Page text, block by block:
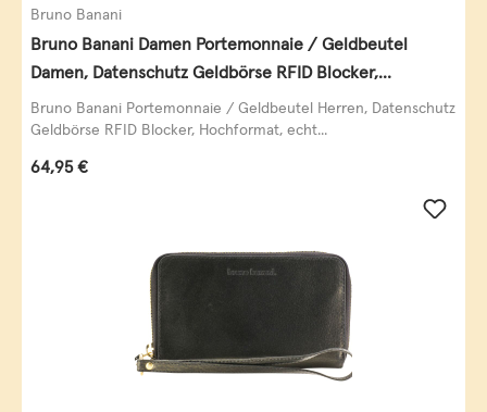
Bruno Banani
Bruno Banani Damen Portemonnaie / Geldbeutel
Damen, Datenschutz Geldbörse RFID Blocker,
Querformat, echt Leder, taupe
Bruno Banani Portemonnaie / Geldbeutel Herren, Datenschutz
Geldbörse RFID Blocker, Hochformat, echt...
Regulärer Preis:
64,95 €